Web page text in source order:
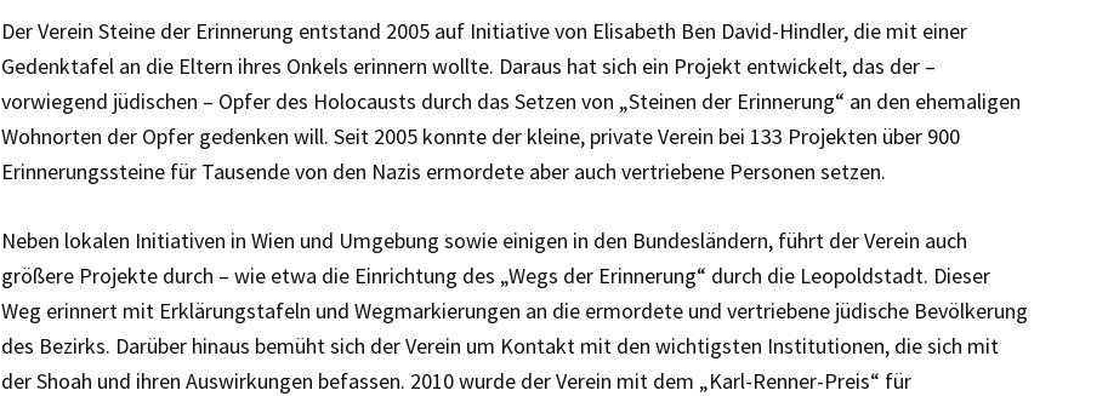
Der Verein Steine der Erinnerung entstand 2005 auf Initiative von Elisabeth Ben David-Hindler, die mit einer
Gedenktafel an die Eltern ihres Onkels erinnern wollte. Daraus hat sich ein Projekt entwickelt, das der –
vorwiegend jüdischen – Opfer des Holocausts durch das Setzen von „Steinen der Erinnerung“ an den ehemaligen
Wohnorten der Opfer gedenken will. Seit 2005 konnte der kleine, private Verein bei 133 Projekten über 900
Erinnerungssteine für Tausende von den Nazis ermordete aber auch vertriebene Personen setzen.
Neben lokalen Initiativen in Wien und Umgebung sowie einigen in den Bundesländern, führt der Verein auch
größere Projekte durch – wie etwa die Einrichtung des „Wegs der Erinnerung“ durch die Leopoldstadt. Dieser
Weg erinnert mit Erklärungstafeln und Wegmarkierungen an die ermordete und vertriebene jüdische Bevölkerung
des Bezirks. Darüber hinaus bemüht sich der Verein um Kontakt mit den wichtigsten Institutionen, die sich mit
der Shoah und ihren Auswirkungen befassen. 2010 wurde der Verein mit dem „Karl-Renner-Preis“ für